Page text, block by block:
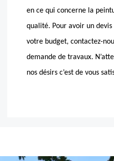
en ce qui concerne la
qualité. Pour avoir un
votre budget, contactez-
demande de travaux.
nos désirs c’est de vous